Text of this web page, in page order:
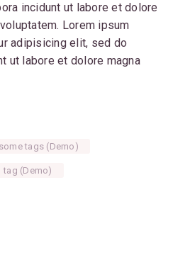
incidunt ut labore et dolore
Lorem ipsum
adipisicing elit, sed do
ut labore et dolore magna
some tags (Demo)
tag (Demo)